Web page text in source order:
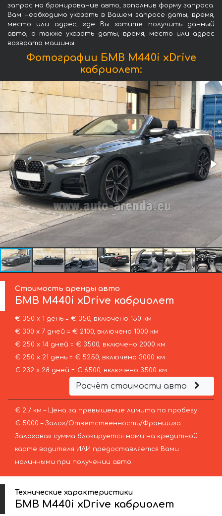
запрос на бронирование авто, заполнив форму запроса.
Вам необходимо указать в Вашем запросе даты, время,
место или адрес, где Вы хотите получить данный
авто, а также указать даты, время, место или адрес
возврата машины.
Фотографии БМВ M440i xDrive
кабриолет:
Стоимость аренды авто
БМВ M440i xDrive кабриолет
€ 350 х 1 день = € 350, включено 150 км
€ 300 х 7 дней = € 2100, включено 1000 км
€ 250 х 14 дней = € 3500, включено 2000 км
€ 250 х 21 день = € 5250, включено 3000 км
€ 232 х 28 дней = € 6500, включено 3500 км
Расчёт стоимости авто
€ 2 / км – Цена за превышение лимита по пробегу
€ 5000 – Залог/Ответственность/Франшиза.
Залоговая сумма блокируется нами на кредитной
карте водителя ИЛИ предоставляется Вами
наличными при получении авто.
Технические характеристики
БМВ M440i xDrive кабриолет